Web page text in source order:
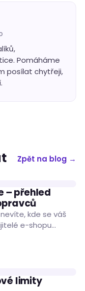
Pomáháme
posílat chytřeji,
Zpět na blog →
– přehled
kde se váš
e-shopu
limity